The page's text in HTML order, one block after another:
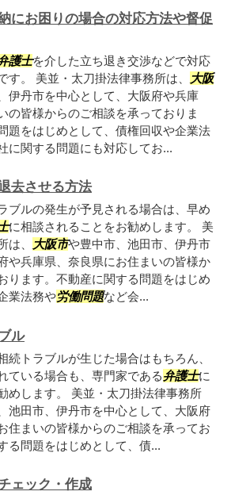
にお困りの場合の対応方法や督促
護士を介した立ち退き交渉などで対応
す。 美並・太刀掛法律事務所は、
大阪
伊丹市を中心として、大阪府や兵庫
の皆様からのご相談を承っておりま
題をはじめとして、債権回収や企業法
に関する問題にも対応してお...
去させる方法
ブルの発生が予見される場合は、早め
に相談されることをお勧めします。 美
は、
大阪市や豊中市、池田市、伊丹市
や兵庫県、奈良県にお住まいの皆様か
ります。不動産に関する問題をはじめ
業法務や労働問題など会...
ル
続トラブルが生じた場合はもちろん、
ている場合も、専門家である弁護士に
めします。 美並・太刀掛法律事務所
池田市、伊丹市を中心として、大阪府
住まいの皆様からのご相談を承ってお
る問題をはじめとして、債...
ェック・作成